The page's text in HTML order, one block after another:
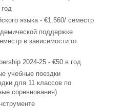
языка - €1.560/ семестр
поддержке
в зависимости от
2024-25 - €50 в год
учебные поездки
для 11 классов по
соревнования)